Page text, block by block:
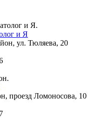
и Я
ул. Тюляева, 20
проезд Ломоносова, 10